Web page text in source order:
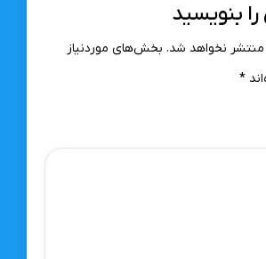
بنویسید
منتشر نخواهد شد. بخش‌های موردنیاز
*